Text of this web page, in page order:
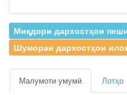
Миқдори дархостҳои
Шумораи дархостҳои
Малумоти умумӣ Лотҳо